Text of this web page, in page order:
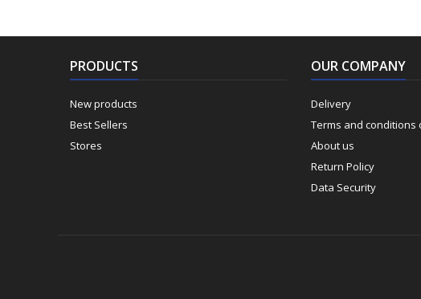
PRODUCTS
New products
Best Sellers
Stores
OUR COMPANY
Delivery
Terms and conditions
About us
Return Policy
Data Security